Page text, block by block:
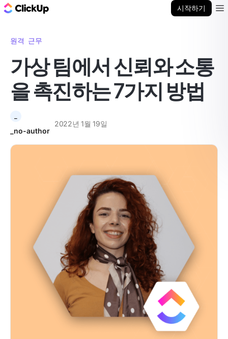
시작하기
원격 근무
가상 팀에서 신뢰와 소통
을 촉진하는 7가지 방법
_no-author
2022년 1월 19일